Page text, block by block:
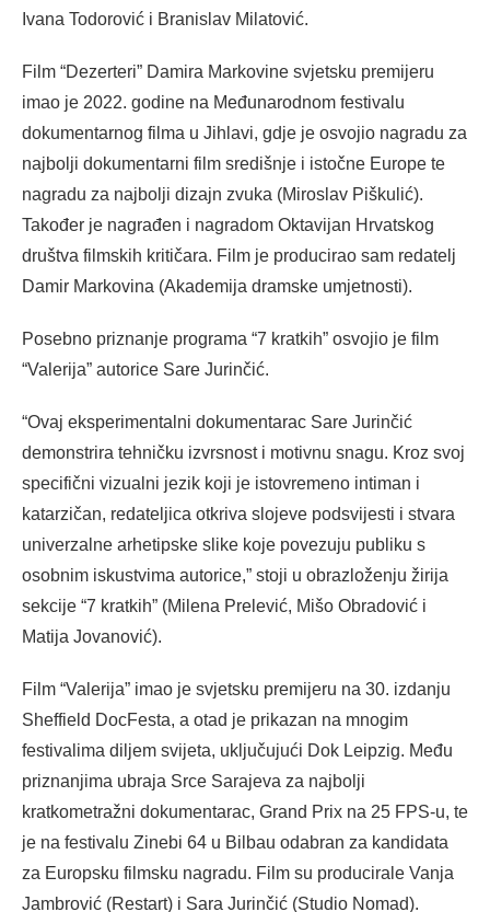
Ivana Todorović i Branislav Milatović.
Film “Dezerteri” Damira Markovine svjetsku premijeru
imao je 2022. godine na Međunarodnom festivalu
dokumentarnog filma u Jihlavi, gdje je osvojio nagradu za
najbolji dokumentarni film središnje i istočne Europe te
nagradu za najbolji dizajn zvuka (Miroslav Piškulić).
Također je nagrađen i nagradom Oktavijan Hrvatskog
društva filmskih kritičara. Film je producirao sam redatelj
Damir Markovina (Akademija dramske umjetnosti).
Posebno priznanje programa “7 kratkih” osvojio je film
“Valerija” autorice Sare Jurinčić.
“Ovaj eksperimentalni dokumentarac Sare Jurinčić
demonstrira tehničku izvrsnost i motivnu snagu. Kroz svoj
specifični vizualni jezik koji je istovremeno intiman i
katarzičan, redateljica otkriva slojeve podsvijesti i stvara
univerzalne arhetipske slike koje povezuju publiku s
osobnim iskustvima autorice,” stoji u obrazloženju žirija
sekcije “7 kratkih” (Milena Prelević, Mišo Obradović i
Matija Jovanović).
Film “Valerija” imao je svjetsku premijeru na 30. izdanju
Sheffield DocFesta, a otad je prikazan na mnogim
festivalima diljem svijeta, uključujući Dok Leipzig. Među
priznanjima ubraja Srce Sarajeva za najbolji
kratkometražni dokumentarac, Grand Prix na 25 FPS-u, te
je na festivalu Zinebi 64 u Bilbau odabran za kandidata
za Europsku filmsku nagradu. Film su producirale Vanja
Jambrović (Restart) i Sara Jurinčić (Studio Nomad).